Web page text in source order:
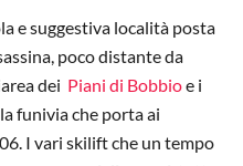
e suggestiva località posta
poco distante da
dei Piani di Bobbioe i
funivia che porta ai
I vari skilift che un tempo